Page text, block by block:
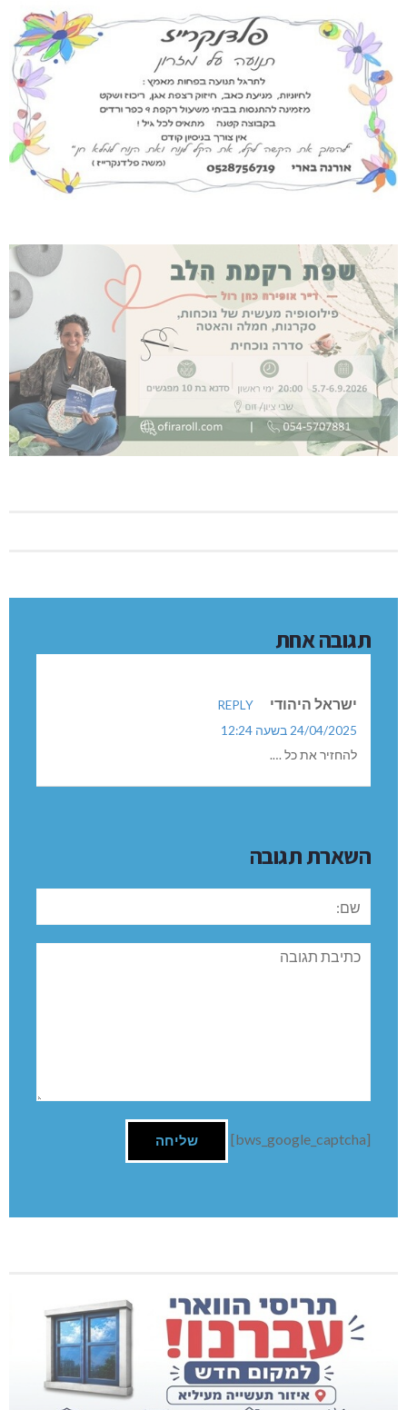
תגובה אחת
ישראל היהודי
REPLY
24/04/2025 בשעה 12:24
להחזיר את כל ….
השארת תגובה
שם:
תגובה
[bws_google_captcha]